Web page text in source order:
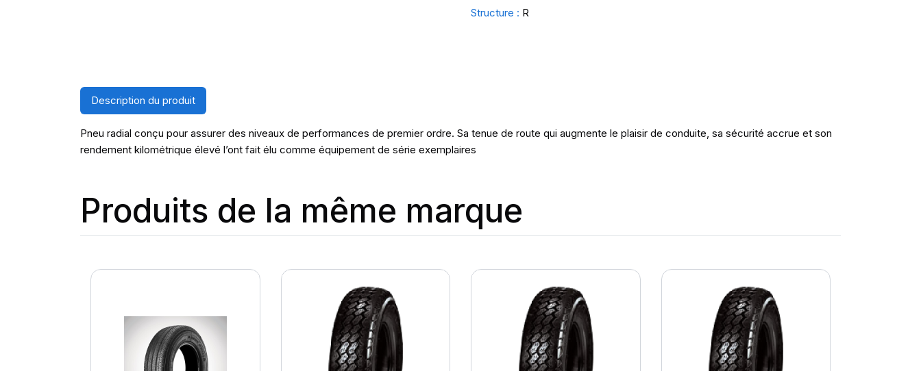
Structure : R
Description du produit
Pneu radial conçu pour assurer des niveaux de performances de premier ordre. Sa tenue de route qui augmente le plaisir de conduite, sa sécurité accrue et son
rendement kilométrique élevé l’ont fait élu comme équipement de série exemplaires
Produits de la même marque